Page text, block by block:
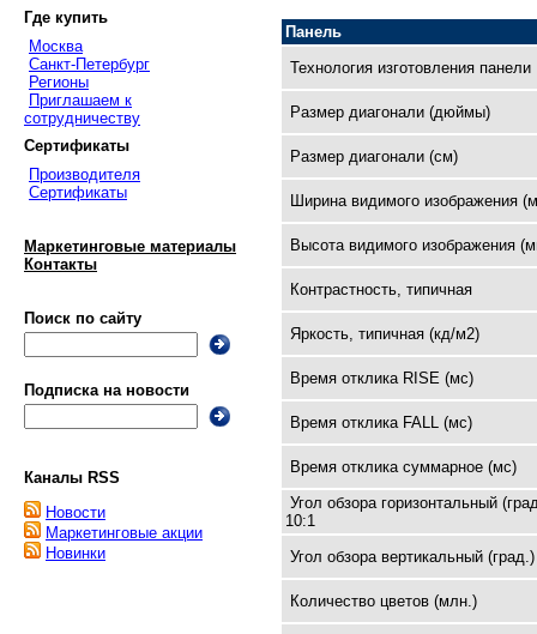
Где купить
Москва
Санкт-Петербург
Регионы
Приглашаем к
сотрудничеству
Сертификаты
Производителя
Сертификаты
Маркетинговые материалы
Контакты
Поиск по сайту
Подписка на новости
Каналы RSS
Новости
Маркетинговые акции
Новинки
Панель
Технология изготовления панели
Размер диагонали (дюймы)
Размер диагонали (см)
Ширина видимого изображения
Высота видимого изображения
Контрастность, типичная
Яркость, типичная (кд/м2)
Время отклика RISE (мс)
Время отклика FALL (мс)
Время отклика суммарное (мс)
Угол обзора горизонтальный
10:1
Угол обзора вертикальный
Количество цветов (млн.)